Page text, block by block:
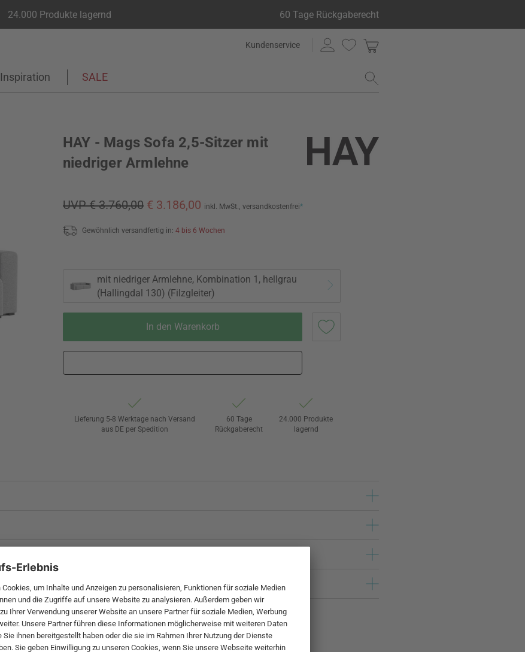
24.000 Produkte lagernd 60 Tage Rückgaberecht
Kundenservice
Inspiration SALE
HAY - Mags Sofa 2,5-Sitzer mit
niedriger Armlehne
UVP € 3.760,00 € 3.186,00 inkl. MwSt., versandkostenfrei*
Gewöhnlich versandfertig in: 4 bis 6 Wochen
mit niedriger Armlehne, Kombination 1, hellgrau
(Hallingdal 130) (Filzgleiter)
In den Warenkorb
Lieferung 5-8 Werktage nach Versand
aus DE per Spedition
60 Tage
Rückgaberecht
24.000 Produkte
lagernd